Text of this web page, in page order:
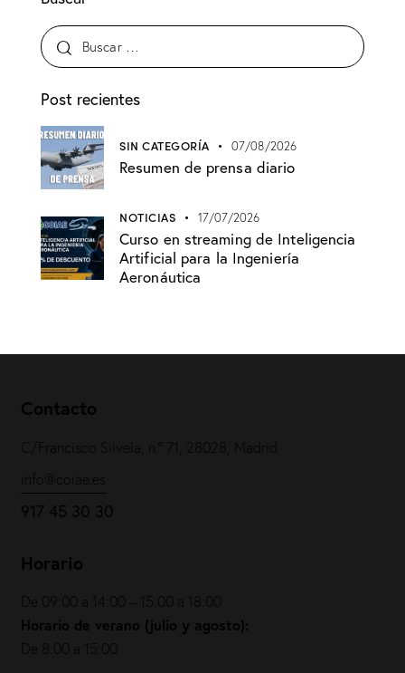
Post recientes
SIN CATEGORÍA 07/08/2026
Resumen de prensa diario
NOTICIAS 17/07/2026
Curso en streaming de Inteligencia
Artificial para la Ingeniería
Aeronáutica
Contacto
C/Francisco Silvela, n.º 71, 28028, Madrid
917 45 30 30
Horario
De 09:00 a 14:00 – 15:00 a 18:00
Horario de verano (julio y agosto):
De 8:00 a 15:00